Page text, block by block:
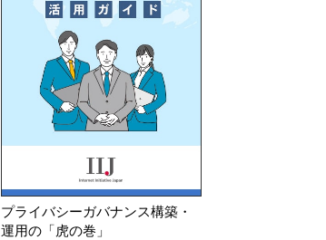
プライバシーガバナンス構築・
運用の「虎の巻」